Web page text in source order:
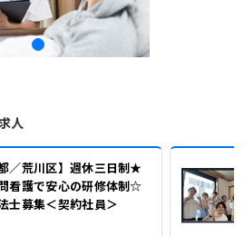
人
都／荒川区】週休三日制★
看護で安心の研修体制☆
士募集＜契約社員＞